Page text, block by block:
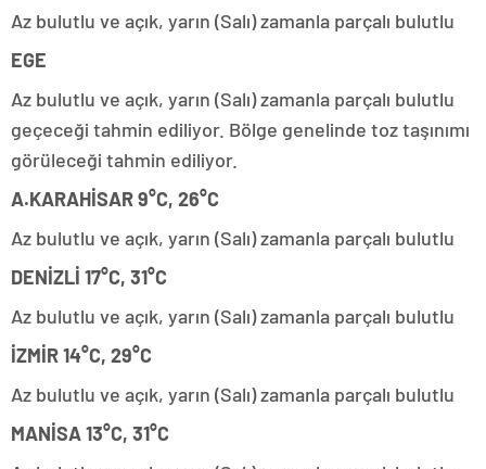
Az bulutlu ve açık, yarın (Salı) zamanla parçalı bulutlu
EGE
Az bulutlu ve açık, yarın (Salı) zamanla parçalı bulutlu
geçeceği tahmin ediliyor. Bölge genelinde toz taşınımı
görüleceği tahmin ediliyor.
A.KARAHİSAR 9°C, 26°C
Az bulutlu ve açık, yarın (Salı) zamanla parçalı bulutlu
DENİZLİ 17°C, 31°C
Az bulutlu ve açık, yarın (Salı) zamanla parçalı bulutlu
İZMİR 14°C, 29°C
Az bulutlu ve açık, yarın (Salı) zamanla parçalı bulutlu
MANİSA 13°C, 31°C